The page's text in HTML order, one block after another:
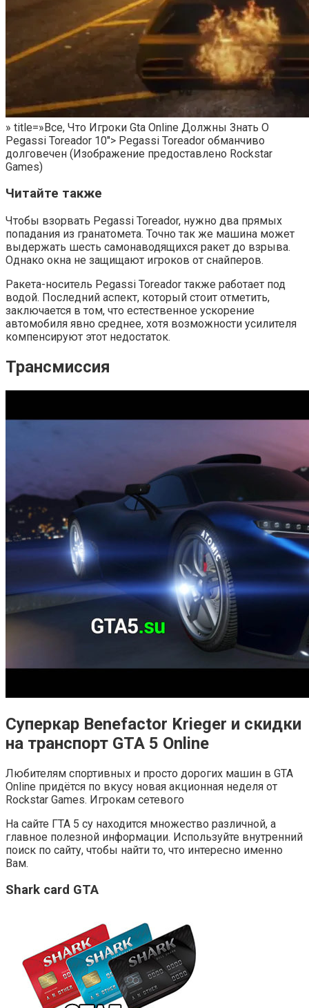
» title=»Все, Что Игроки Gta Online Должны Знать О
Pegassi Toreador 10″> Pegassi Toreador обманчиво
долговечен (Изображение предоставлено Rockstar
Games)
Читайте также
Чтобы взорвать Pegassi Toreador, нужно два прямых
попадания из гранатомета. Точно так же машина может
выдержать шесть самонаводящихся ракет до взрыва.
Однако окна не защищают игроков от снайперов.
Ракета-носитель Pegassi Toreador также работает под
водой. Последний аспект, который стоит отметить,
заключается в том, что естественное ускорение
автомобиля явно среднее, хотя возможности усилителя
компенсируют этот недостаток.
Трансмиссия
Суперкар Benefactor Krieger и скидки
на транспорт GTA 5 Online
Любителям спортивных и просто дорогих машин в GTA
Online придётся по вкусу новая акционная неделя от
Rockstar Games. Игрокам сетевого
На сайте ГТА 5 су находится множество различной, а
главное полезной информации. Используйте внутренний
поиск по сайту, чтобы найти то, что интересно именно
Вам.
Shark card GTA